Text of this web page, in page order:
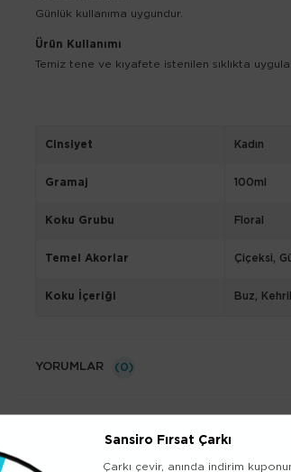
Günlük kullanıma uygundur.
Ürün Kullanımı
Temiz tene ve kıyafete istenilen sıklıkta
Cinsiyet Kadın
Gramaj 100ml
Koku Grubu Floral
Temel Akorlar Çiçeksi
Koku İçeriği Buz
YORUMLAR (0)
Sansiro Fırsat Çarkı
Çarkı çevir, anında indirim